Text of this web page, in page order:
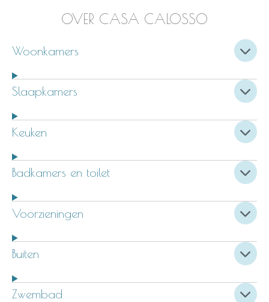
OVER CASA CALOSSO
Woonkamers
Slaapkamers
Keuken
Badkamers en toilet
Voorzieningen
Buiten
Zwembad